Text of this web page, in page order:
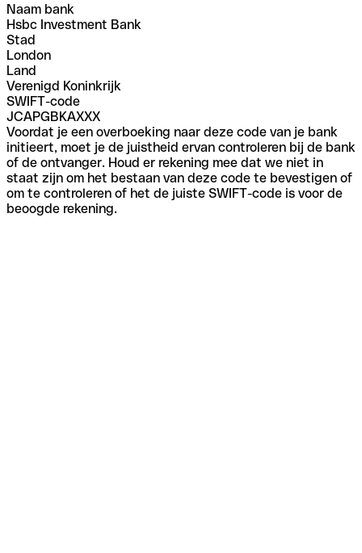
Naam bank
Hsbc Investment Bank
Stad
London
Land
Verenigd Koninkrijk
SWIFT-code
JCAPGBKAXXX
Voordat je een overboeking naar deze code van je bank
initieert, moet je de juistheid ervan controleren bij de bank
of de ontvanger. Houd er rekening mee dat we niet in
staat zijn om het bestaan van deze code te bevestigen of
om te controleren of het de juiste SWIFT-code is voor de
beoogde rekening.